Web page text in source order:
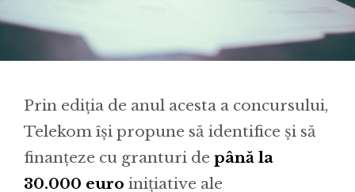
Prin ediția de anul acesta a concursului,
Telekom își propune să identifice și să
finanțeze cu granturi de până la
30.000 euro inițiative ale